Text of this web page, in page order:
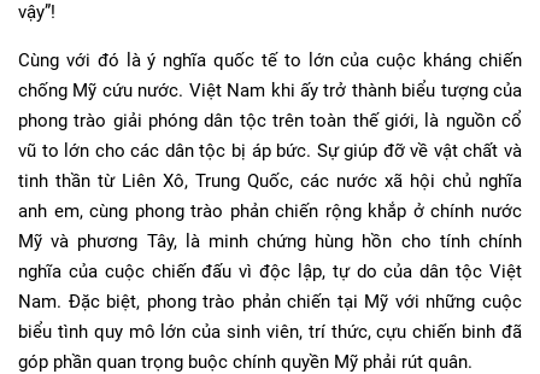
vậy”!
Cùng với đó là ý nghĩa quốc tế to lớn của cuộc kháng chiến
chống Mỹ cứu nước. Việt Nam khi ấy trở thành biểu tượng của
phong trào giải phóng dân tộc trên toàn thế giới, là nguồn cổ
vũ to lớn cho các dân tộc bị áp bức. Sự giúp đỡ về vật chất và
tinh thần từ Liên Xô, Trung Quốc, các nước xã hội chủ nghĩa
anh em, cùng phong trào phản chiến rộng khắp ở chính nước
Mỹ và phương Tây, là minh chứng hùng hồn cho tính chính
nghĩa của cuộc chiến đấu vì độc lập, tự do của dân tộc Việt
Nam. Đặc biệt, phong trào phản chiến tại Mỹ với những cuộc
biểu tình quy mô lớn của sinh viên, trí thức, cựu chiến binh đã
góp phần quan trọng buộc chính quyền Mỹ phải rút quân.